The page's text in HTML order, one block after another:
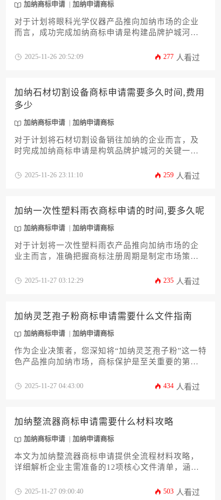
加纳商标申请 加纳申请商标
对于计划将眼科光学仪器产品推向加纳市场的企业
而言，成功完成加纳商标申请是构建品牌护城河的
器类别进行商标注册所需满足的法定条件与具体要
的行动指南，助您规避潜在风险，高效完成知识产
权布局。
2025-11-26 20:52:09 277 人看过
加纳石材切割设备商标申请需要多久时间,费用
多少
加纳商标申请 加纳申请商标
对于计划将石材切割设备销往加纳的企业而言，及
时完成加纳商标申请是构筑品牌护城河的关键一
全流程，核心解答“需要多久”与“费用多少”两大实际
节，并提供行之有效的加速策略与风险规避建议，
助力企业主高效稳妥地完成知识产权布局。
2025-11-26 23:11:10 259 人看过
加纳一次性塑料雨衣商标申请的时间,要多久呢
加纳商标申请 加纳申请商标
对于计划将一次性塑料雨衣产品推向加纳市场的企
业主而言，准确把握商标注册周期是制定市场策略
流程，从前期查询、材料准备到官方审查的各个阶
权布局，为品牌出海保驾护航。
2025-11-27 03:12:29 235 人看过
加纳灵芝孢子粉商标申请需要什么文件指南
加纳商标申请 加纳申请商标
作为企业决策者，您深知将“加纳灵芝孢子粉”这一特
色产品推向加纳市场，商标保护是至关重要的第一
套文件清单、详细规格及办理流程。内容涵盖从申
局）的特殊规定与审查要点。文章旨在为您提供一
份详尽、实用的文件准备攻略，助您高效稳妥地完
成知识产权布局，为品牌出海保驾护航。
2025-11-27 04:43:00 434 人看过
加纳整流器商标申请需要什么材料攻略
加纳商标申请 加纳申请商标
本文为加纳整流器商标申请提供全流程材料攻略，
详细解析企业主需准备的12项核心文件清单，涵盖
键环节，并附送加纳注册处最新政策解读与风险规
2025-11-27 09:00:40 503 人看过